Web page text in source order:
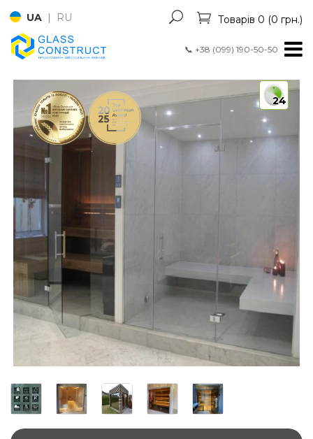
📞 +38 (099) 190-50-50
UA | RU Товарів 0 (0 грн.)
24